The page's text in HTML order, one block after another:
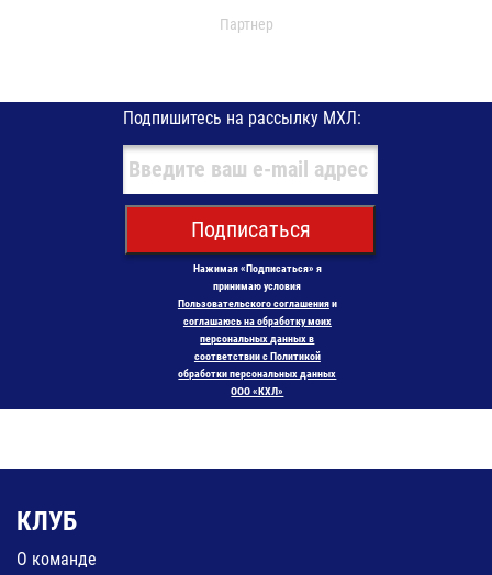
Партнер
Подпишитесь на рассылку МХЛ:
Подписаться
Нажимая «Подписаться» я
принимаю условия
Пользовательского соглашенияи
соглашаюсь на обработку моих
персональных данных в
соответствии с Политикой
обработки персональных данных
ООО «КХЛ»
КЛУБ
О команде